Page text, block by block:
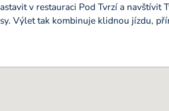
v restauraci Pod Tvrzí a navštívit
Výlet tak kombinuje klidnou jízdu,